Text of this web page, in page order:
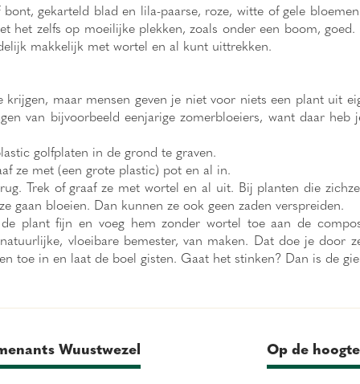
gekarteld blad en lila-paarse, roze, witte of gele
het zelfs op moeilijke plekken, zoals onder een boom,
makkelijk met wortel en al kunt uittrekken.
maar mensen geven je niet voor niets een plant uit
van bijvoorbeeld eenjarige zomerbloeiers, want daar
golfplaten in de grond te graven.
ze met (een grote plastic) pot en al in.
Trek of graaf ze met wortel en al uit. Bij planten die
gaan bloeien. Dan kunnen ze ook geen zaden verspreiden.
plant fijn en voeg hem zonder wortel toe aan de
vloeibare bemester, van maken. Dat doe je
toe in en laat de boel gisten. Gaat het stinken? Dan is de
Wuustwezel Op de